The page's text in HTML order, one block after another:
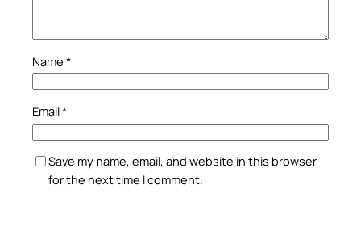
Name *
Email*
Save my name, email, and website in this browser
for the next time I comment.